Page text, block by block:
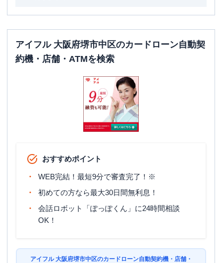
アイフル 大阪府堺市中区のカードローン自動契
約機・店舗・ATMを検索
おすすめポイント
WEB完結！最短9分で審査完了！※
初めての方なら最大30日間無利息！
会話ロボット「ぽっぽくん」に24時間相談
OK！
アイフル 大阪府堺市中区のカードローン自動契約機・店舗・